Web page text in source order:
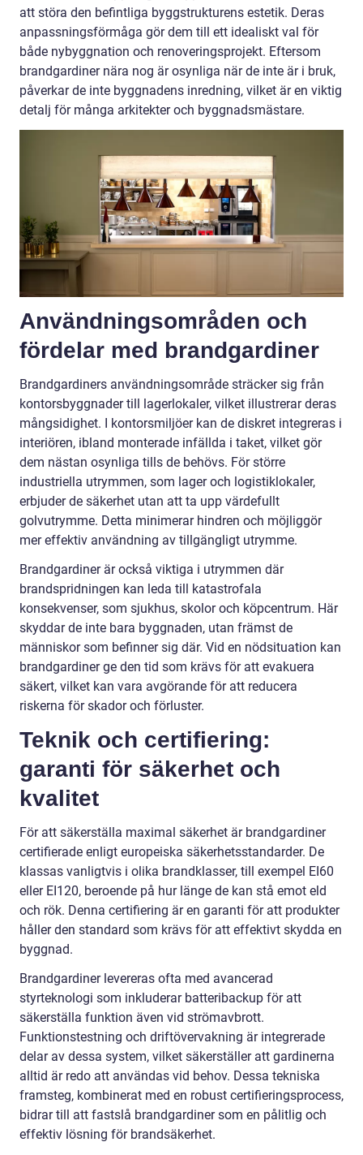
att störa den befintliga byggstrukturens estetik. Deras
anpassningsförmåga gör dem till ett idealiskt val för
både nybyggnation och renoveringsprojekt. Eftersom
brandgardiner nära nog är osynliga när de inte är i bruk,
påverkar de inte byggnadens inredning, vilket är en viktig
detalj för många arkitekter och byggnadsmästare.
Användningsområden och
fördelar med brandgardiner
Brandgardiners användningsområde sträcker sig från
kontorsbyggnader till lagerlokaler, vilket illustrerar deras
mångsidighet. I kontorsmiljöer kan de diskret integreras i
interiören, ibland monterade infällda i taket, vilket gör
dem nästan osynliga tills de behövs. För större
industriella utrymmen, som lager och logistiklokaler,
erbjuder de säkerhet utan att ta upp värdefullt
golvutrymme. Detta minimerar hindren och möjliggör
mer effektiv användning av tillgängligt utrymme.
Brandgardiner är också viktiga i utrymmen där
brandspridningen kan leda till katastrofala
konsekvenser, som sjukhus, skolor och köpcentrum. Här
skyddar de inte bara byggnaden, utan främst de
människor som befinner sig där. Vid en nödsituation kan
brandgardiner ge den tid som krävs för att evakuera
säkert, vilket kan vara avgörande för att reducera
riskerna för skador och förluster.
Teknik och certifiering:
garanti för säkerhet och
kvalitet
För att säkerställa maximal säkerhet är brandgardiner
certifierade enligt europeiska säkerhetsstandarder. De
klassas vanligtvis i olika brandklasser, till exempel EI60
eller EI120, beroende på hur länge de kan stå emot eld
och rök. Denna certifiering är en garanti för att produkter
håller den standard som krävs för att effektivt skydda en
byggnad.
Brandgardiner levereras ofta med avancerad
styrteknologi som inkluderar batteribackup för att
säkerställa funktion även vid strömavbrott.
Funktionstestning och driftövervakning är integrerade
delar av dessa system, vilket säkerställer att gardinerna
alltid är redo att användas vid behov. Dessa tekniska
framsteg, kombinerat med en robust certifieringsprocess,
bidrar till att fastslå brandgardiner som en pålitlig och
effektiv lösning för brandsäkerhet.